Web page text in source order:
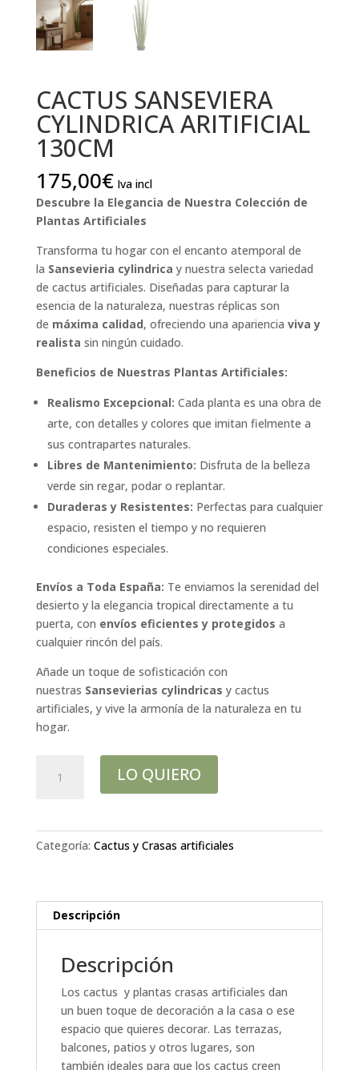
CACTUS SANSEVIERA
CYLINDRICA ARITIFICIAL
130CM
175,00€ Iva incl
Descubre la Elegancia de Nuestra Colección de
Plantas Artificiales
Transforma tu hogar con el encanto atemporal de
la Sansevieria cylindrica y nuestra selecta variedad
de cactus artificiales. Diseñadas para capturar la
esencia de la naturaleza, nuestras réplicas son
de máxima calidad, ofreciendo una apariencia viva y
realista sin ningún cuidado.
Beneficios de Nuestras Plantas Artificiales:
Realismo Excepcional: Cada planta es una obra de
arte, con detalles y colores que imitan fielmente a
sus contrapartes naturales.
Libres de Mantenimiento: Disfruta de la belleza
verde sin regar, podar o replantar.
Duraderas y Resistentes: Perfectas para cualquier
espacio, resisten el tiempo y no requieren
condiciones especiales.
Envíos a Toda España: Te enviamos la serenidad del
desierto y la elegancia tropical directamente a tu
puerta, con envíos eficientes y protegidos a
cualquier rincón del país.
Añade un toque de sofisticación con
nuestras Sansevierias cylindricas y cactus
artificiales, y vive la armonía de la naturaleza en tu
hogar.
SANSEVIERA
cantidad
LO QUIERO
Categoría: Cactus y Crasas artificiales
Descripción
Descripción
Los cactus y plantas crasas artificiales dan
un buen toque de decoración a la casa o ese
espacio que quieres decorar. Las terrazas,
balcones, patios y otros lugares, son
también ideales para que los cactus creen